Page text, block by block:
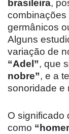
brasileira,
germânicos
Alguns
variação de
“Adel”, que
nobre”, e a
sonoridade e
O significado
como